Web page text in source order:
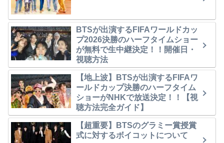
BTSが出演するFIFAワールドカッ
プ2026決勝のハーフタイムショー
が無料で生中継決定！！開催日・
視聴方法
【地上波】BTSが出演するFIFAワ
ールドカップ決勝のハーフタイム
ショーがNHKで放送決定！！【視
聴方法完全ガイド】
【超重要】BTSのグラミー賞授賞
式に対するボイコットについて